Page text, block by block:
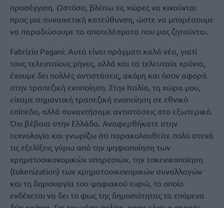
προσέγγιση. Ωστόσο, βλέπω τις χώρες να κινούνται
προς μια συναινετική κατεύθυνση, ώστε να μπορέσουμε
να παραδώσουμε τα αποτελέσματα που μας ζητούνται.
Fabrizio Pagani: Αυτά είναι πράγματι καλά νέα, γιατί
τους τελευταίους μήνες, αλλά και τα τελευταία χρόνια,
έχουμε δει πολλές αντιστάσεις, ακόμη και όσον αφορά
στην τραπεζική ενοποίηση. Στην Ιταλία, τη χώρα μου,
είχαμε σημαντική τραπεζική ενοποίηση σε εθνικό
επίπεδο, αλλά συναντήσαμε αντιστάσεις στο εξωτερικό.
Όχι βέβαια στην Ελλάδα. Αναφερθήκατε στην
τεχνολογία και γνωρίζω ότι παρακολουθείτε πολύ στενά
τις εξελίξεις γύρω από την ψηφιοποίηση των
χρηματοοικονομικών υπηρεσιών, την τοκενικοποίηση
(tokenization) των χρηματοοικονομικών συναλλαγών
και τη δημιουργία του ψηφιακού ευρώ, το οποίο
ενδέχεται να δει το φως της δημοσιότητας τα επόμενα